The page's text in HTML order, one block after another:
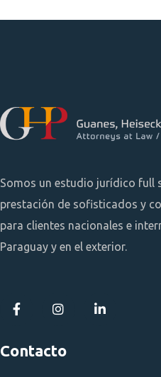
Somos un estudio jurídico full
prestación de sofisticados y
para clientes nacionales e
Paraguay y en el exterior.
Contacto